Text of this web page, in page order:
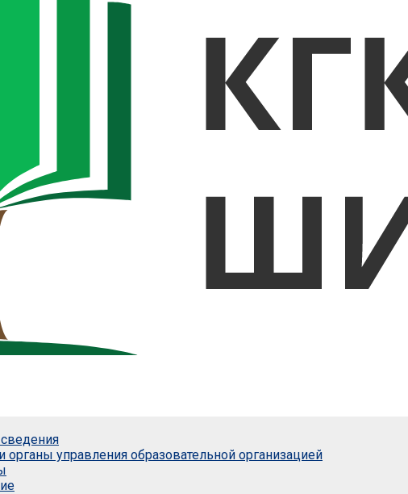
органы управления образовательной организацией